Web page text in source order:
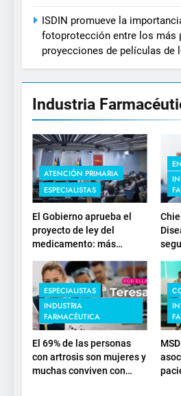
ISDIN promueve la
fotoprotección entre los más
proyecciones de películas de
Industria
ATENCIÓN PRIMARIA
ESPECIALISTAS
El Gobierno aprueba el
proyecto de ley del
medicamento: más
sostenibilidad, autonomía
estratégica y
modernización para el
SNS
For
ESPECIALISTAS
INDUSTRIA
FARMACÉUTICA
El 69% de las personas
con artrosis son mujeres y
muchas conviven con